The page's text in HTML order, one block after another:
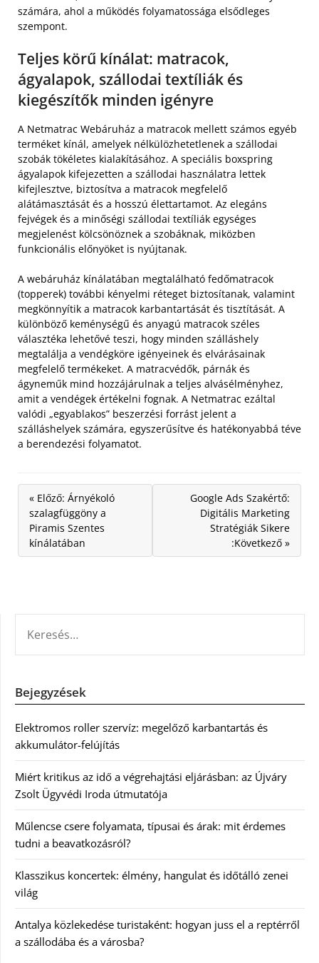
számára, ahol a működés folyamatossága elsődleges
szempont.
Teljes körű kínálat: matracok,
ágyalapok, szállodai textíliák és
kiegészítők minden igényre
A Netmatrac Webáruház a matracok mellett számos egyéb
terméket kínál, amelyek nélkülözhetetlenek a szállodai
szobák tökéletes kialakításához. A speciális boxspring
ágyalapok kifejezetten a szállodai használatra lettek
kifejlesztve, biztosítva a matracok megfelelő
alátámasztását és a hosszú élettartamot. Az elegáns
fejvégek és a minőségi szállodai textíliák egységes
megjelenést kölcsönöznek a szobáknak, miközben
funkcionális előnyöket is nyújtanak.
A webáruház kínálatában megtalálható fedőmatracok
(topperek) további kényelmi réteget biztosítanak, valamint
megkönnyítik a matracok karbantartását és tisztítását. A
különböző keménységű és anyagú matracok széles
választéka lehetővé teszi, hogy minden szálláshely
megtalálja a vendégköre igényeinek és elvárásainak
megfelelő termékeket. A matracvédők, párnák és
ágyneműk mind hozzájárulnak a teljes alvásélményhez,
amit a vendégek értékelni fognak. A Netmatrac ezáltal
valódi „egyablakos” beszerzési forrást jelent a
szálláshelyek számára, egyszerűsítve és hatékonyabbá téve
a berendezési folyamatot.
« Előző: Árnyékoló
szalagfüggöny a
Piramis Szentes
kínálatában
Google Ads Szakértő:
Digitális Marketing
Stratégiák Sikere
:Következő »
Bejegyzések
Elektromos roller szervíz: megelőző karbantartás és
akkumulátor-felújítás
Miért kritikus az idő a végrehajtási eljárásban: az Újváry
Zsolt Ügyvédi Iroda útmutatója
Műlencse csere folyamata, típusai és árak: mit érdemes
tudni a beavatkozásról?
Klasszikus koncertek: élmény, hangulat és időtálló zenei
világ
Antalya közlekedése turistaként: hogyan juss el a reptérről
a szállodába és a városba?